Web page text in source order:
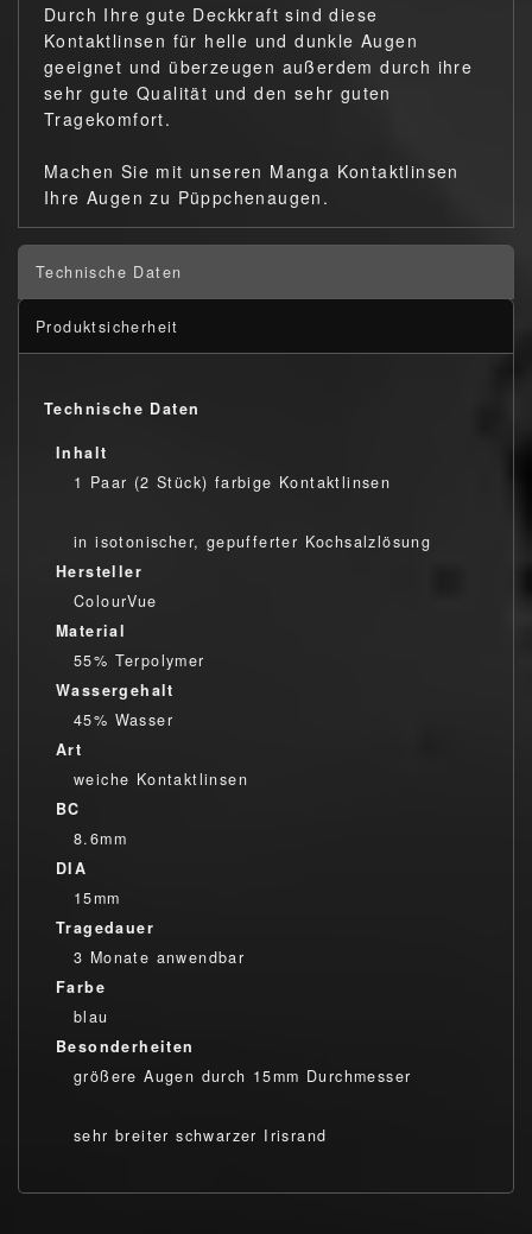
Durch Ihre gute Deckkraft sind diese
Kontaktlinsen für helle und dunkle Augen
geeignet und überzeugen außerdem durch ihre
sehr gute Qualität und den sehr guten
Tragekomfort.
Machen Sie mit unseren Manga Kontaktlinsen
Ihre Augen zu Püppchenaugen.
Technische Daten
Produktsicherheit
Technische Daten
Inhalt
1 Paar (2 Stück) farbige Kontaktlinsen
in isotonischer, gepufferter Kochsalzlösung
Hersteller
ColourVue
Material
55% Terpolymer
Wassergehalt
45% Wasser
Art
weiche Kontaktlinsen
BC
8.6mm
DIA
15mm
Tragedauer
3 Monate anwendbar
Farbe
blau
Besonderheiten
größere Augen durch 15mm Durchmesser
sehr breiter schwarzer Irisrand